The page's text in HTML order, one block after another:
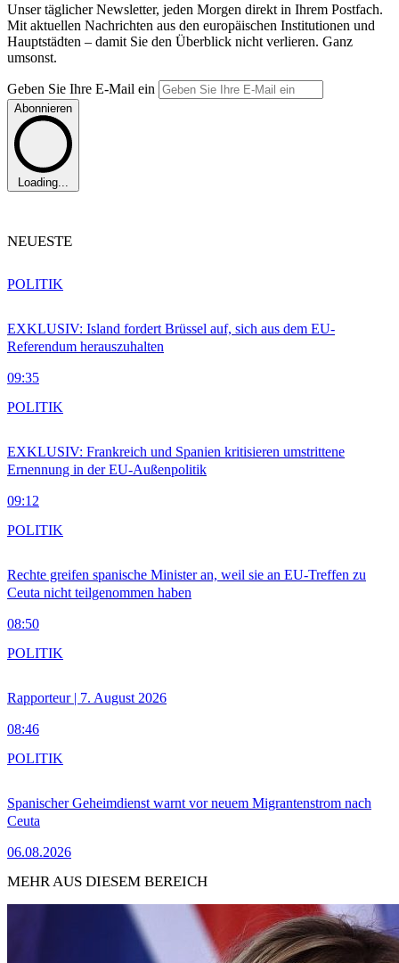
Unser täglicher Newsletter, jeden Morgen direkt in Ihrem Postfach.
Mit aktuellen Nachrichten aus den europäischen Institutionen und
Hauptstädten – damit Sie den Überblick nicht verlieren. Ganz
umsonst.
Geben Sie Ihre E-Mail ein
Abonnieren
Loading...
NEUESTE
EXKLUSIV: Island fordert Brüssel auf, sich aus dem EU-
Referendum herauszuhalten
09:35
POLITIK
EXKLUSIV: Frankreich und Spanien kritisieren umstrittene
Ernennung in der EU-Außenpolitik
09:12
POLITIK
Rechte greifen spanische Minister an, weil sie an EU-Treffen zu
Ceuta nicht teilgenommen haben
08:50
POLITIK
Rapporteur | 7. August 2026
08:46
POLITIK
Spanischer Geheimdienst warnt vor neuem Migrantenstrom nach
Ceuta
06.08.2026
POLITIK
MEHR AUS DIESEM BEREICH